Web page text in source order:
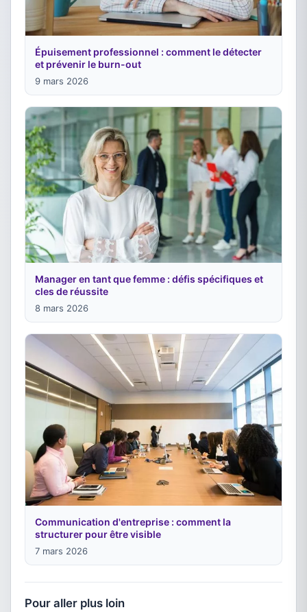
Épuisement professionnel : comment le détecter
et prévenir le burn-out
9 mars 2026
Manager en tant que femme : défis spécifiques et
cles de réussite
8 mars 2026
Communication d'entreprise : comment la
structurer pour être visible
7 mars 2026
Pour aller plus loin